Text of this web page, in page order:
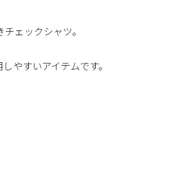
ェックシャツ。
やすいアイテムです。